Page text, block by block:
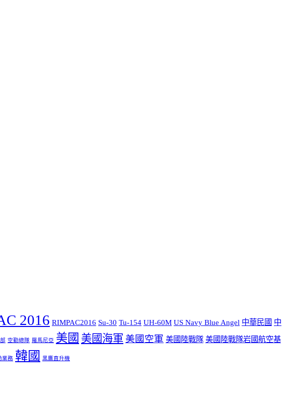
2016 RIMPAC2016 Su-30 Tu-154 UH-60M US Navy Blue Angel 中華民國 中
空勤總隊 羅馬尼亞 美國 美國海軍 美國空軍 美國陸戰隊 美國陸戰隊岩國航空基
業務 韓國 黑鷹直升機